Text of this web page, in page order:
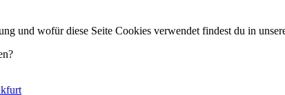
und wofür diese Seite Cookies verwendet findest du in